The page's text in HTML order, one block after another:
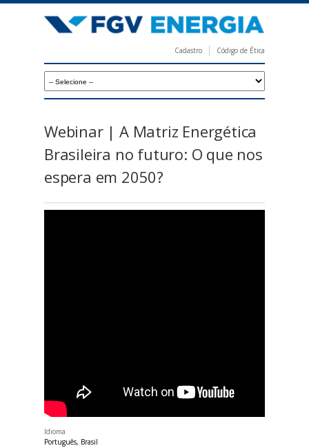
para
principal
V
e
r
g
Cadastro Código de Ética
Webinar | A Matriz Energética
Brasileira no futuro: O que nos
espera em 2050?
Idioma
Português, Brasil